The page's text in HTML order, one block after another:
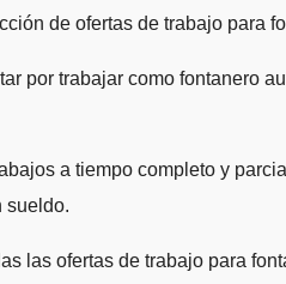
de ofertas de trabajo para
por trabajar como fontanero
a tiempo completo y
sueldo.
las ofertas de trabajo para